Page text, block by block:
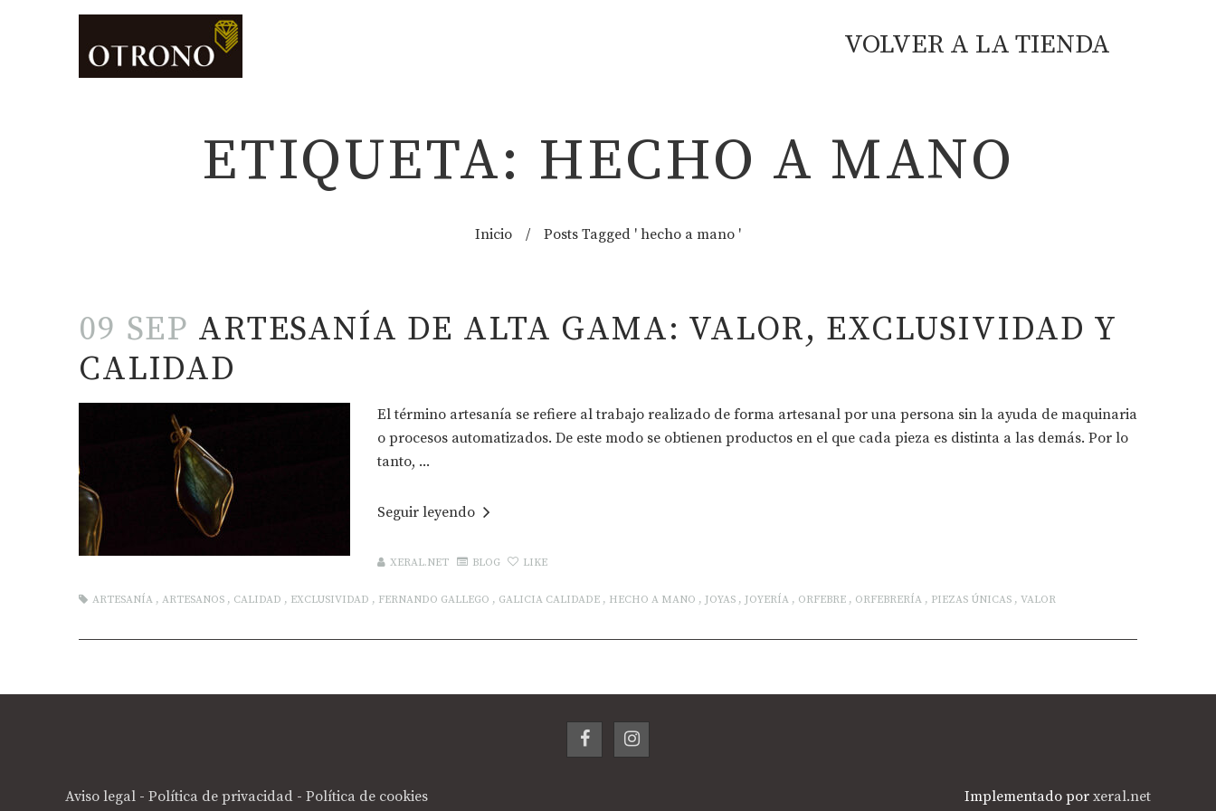
VOLVER A LA TIENDA
ETIQUETA: HECHO A MANO
Inicio / Posts Tagged ' hecho a mano '
09 SEP ARTESANÍA DE ALTA GAMA: VALOR, EXCLUSIVIDAD Y
CALIDAD
El término artesanía se refiere al trabajo realizado de forma artesanal por una persona sin la ayuda de maquinaria
o procesos automatizados. De este modo se obtienen productos en el que cada pieza es distinta a las demás. Por lo
tanto, ...
Seguir leyendo
XERAL.NET BLOG LIKE
ARTESANÍA , ARTESANOS , CALIDAD , EXCLUSIVIDAD , FERNANDO GALLEGO , GALICIA CALIDADE , HECHO A MANO , JOYAS , JOYERÍA , ORFEBRE , ORFEBRERÍA , PIEZAS ÚNICAS , VALOR
Aviso legal - Política de privacidad - Política de cookies Implementado por xeral.net